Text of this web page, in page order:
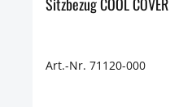
Art.-Nr. 71120-000